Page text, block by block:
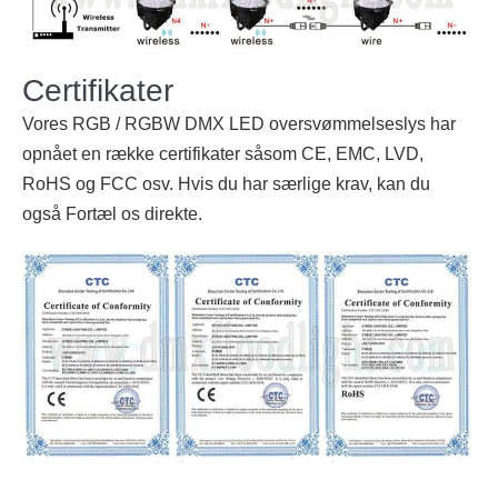
Certifikater
Vores RGB / RGBW DMX LED oversvømmelseslys har
opnået en række certifikater såsom CE, EMC, LVD,
RoHS og FCC osv. Hvis du har særlige krav, kan du
også Fortæl os direkte.